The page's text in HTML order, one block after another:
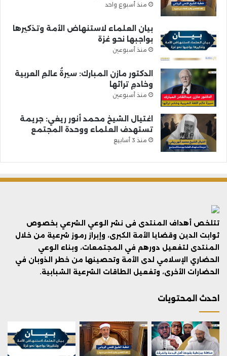
منذ أسبوع واحد
بيان العلماء لاستنهاض الأمة وتذكيرها
بواجبها نحو غزة
منذ أسبوعين
الدكتور مازن المبارك: سيرةُ عالمِ العربية
وخادمِ تراثها
منذ أسبوعين
اغتيال الشيخ محمد أنور ريغي: جريمة
تستهدف العلماء ووحدة المجتمع
منذ 3 أسابيع
تتلخص أهداف المنتدى فى نشر الوعي الشرعي بخصوص
ثوابت الدين وقضايا الأمة الكبرى، وإبراز رموز شرعية من خلال
المنتدى لتفعيل دورهم في المجتمعات، وبناء الوعي
الحضاري الإسلامي لدى الأمة وتحصينها من خطر الذوبان في
الحضارات الأخرى، وتفعيل الطاقات الشرعية الشبابية.
احدث المحتويات